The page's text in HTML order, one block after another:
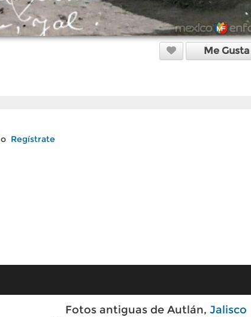
Me Gusta
o Regístrate
Fotos antiguas de Autlán, Jalisco